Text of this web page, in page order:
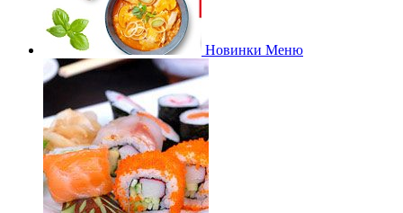
Новинки Меню